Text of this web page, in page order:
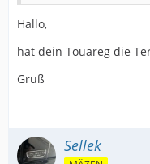
Hallo,
hat dein Touareg die
Gruß
Sellek